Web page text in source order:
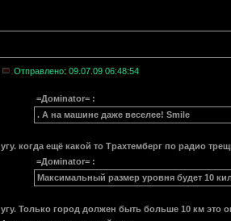
Отправлено: 09.07.09 06:48:54
=Домinator= :
. А на машине даже веселее! Smile
угу. когда ещё какой то Трахтемберг по радио
=Домinator= :
Максимальный размер уровня будет 10
угу. Только город должен быть больше 10 км это